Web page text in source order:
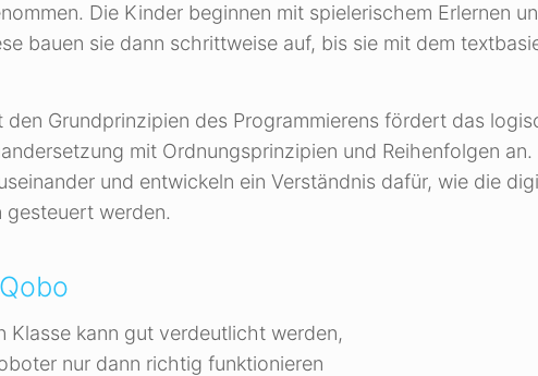
Die Kinder beginnen mit spielerischem Erlernen
bauen sie dann schrittweise auf, bis sie mit dem
den Grundprinzipien des Programmierens fördert das
mit Ordnungsprinzipien und Reihenfolgen
und entwickeln ein Verständnis dafür, wie die
werden.
Klasse kann gut verdeutlicht werden,
nur dann richtig funktionieren